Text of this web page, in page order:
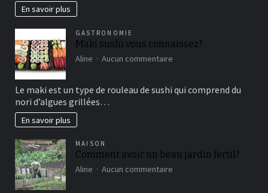
En savoir plus
GASTRONOMIE
Maki sushi vous connaissez?
Aline Aucun commentaire
vous
Le maki est un type de rouleau de sushi qui comprend du
nori d’algues grillées…
En savoir plus
MAISON
Comment avoir un beau jardin fertil?
Aline Aucun commentaire